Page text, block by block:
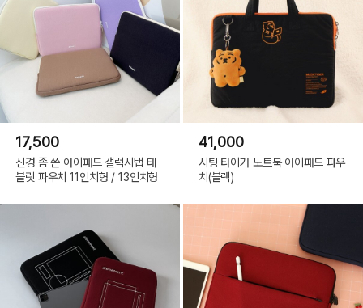
17,500
신경 좀 쓴 아이패드 갤럭시탭 태
블릿 파우치 11인치형 / 13인치형
41,000
시팅 타이거 노트북 아이패드 파우
치(블랙)